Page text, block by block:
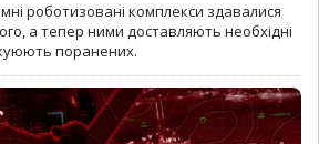
роботизовані комплекси здавалися
а тепер ними доставляють необхідні
поранених.